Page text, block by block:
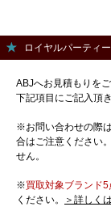
ロイヤルパーティ
ABJへお見積もりを
下記項目にご記入頂
※お問い合わせの際
合はご注意ください
せん。
※買取対象ブランド5
ください。
＞詳しく